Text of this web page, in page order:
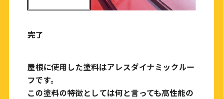
完了
屋根に使用した塗料はアレスダイナミックルー
フです。
この塗料の特徴としては何と言っても高性能の